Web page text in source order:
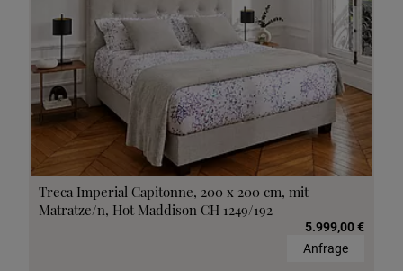
Treca Imperial Capitonne, 200 x 200 cm, mit
Matratze/n, Hot Maddison CH 1249/192
5.999,00 €
Anfrage